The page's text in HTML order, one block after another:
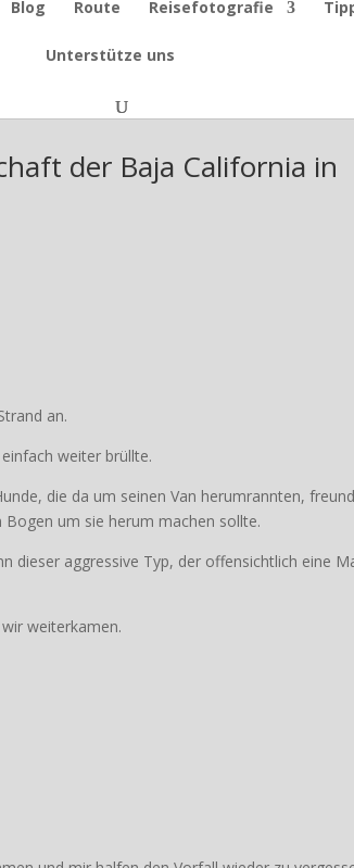
Blog Route Reisefotografie
Unterstütze uns
der Baja California in
an.
weiter brüllte.
die da um seinen Van herumrannten,
um sie herum machen sollte.
dieser aggressive Typ, der offensichtlich eine
weiterkamen.